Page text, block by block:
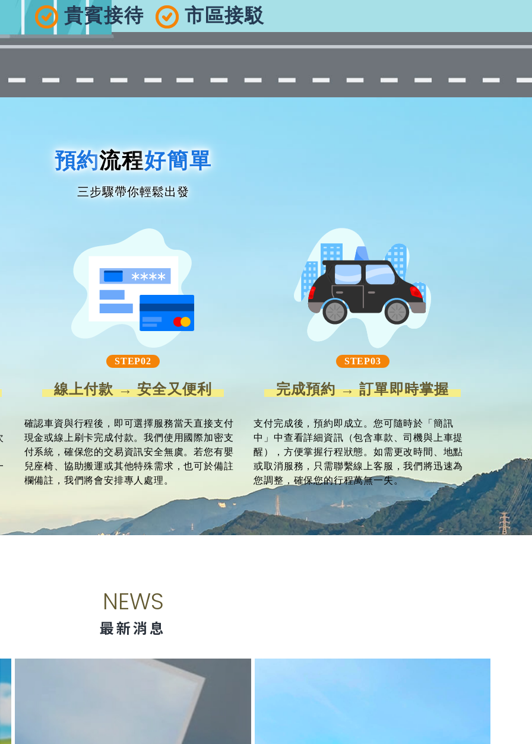
貴賓接待
市區接駁
預約流程好簡單
三步驟帶你輕鬆出發
STEP02
線上付款 → 安全又便利
確認車資與行程後，即可選擇服務當天直接支付
現金或線上刷卡完成付款。我們使用國際加密支
付系統，確保您的交易資訊安全無虞。若您有嬰
兒座椅、協助搬運或其他特殊需求，也可於備註
欄備註，我們將會安排專人處理。
STEP03
完成預約 → 訂單即時掌握
支付完成後，預約即成立。您可隨時於「簡訊
中」中查看詳細資訊（包含車款、司機與上車提
醒），方便掌握行程狀態。如需更改時間、地點
或取消服務，只需聯繫線上客服，我們將迅速為
您調整，確保您的行程萬無一失。
NEWS
最新消息